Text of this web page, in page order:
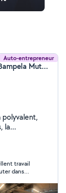
Auto-entrepreneur
Nephtali Bampela Mutombo (Bampela Mutombo Nephtali BMNS ÉLECTRICITÉ)
la
je
un
travaux de
des
travail
dans